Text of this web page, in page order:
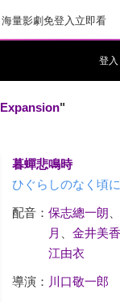
量影劇免登入立即看
登入
"
暮蟬悲鳴時
ひぐらしのなく頃に
配音： 保志總一朗
月
金井美香
江由衣
導演： 川口敬一郎